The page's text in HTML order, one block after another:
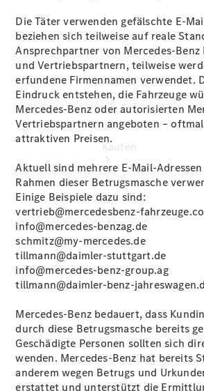
Kaufen
Übersicht
Junge
Junge
Sterne -
elektrisch
Mercedes-
Benz
Die Täter verwenden gefälschte
beziehen sich teilweise auf reale
Ansprechpartner von Mercedes‑Benz
und Vertriebspartnern, teilweise
erfundene Firmennamen verwendet.
Eindruck entstehen, die Fahrzeuge
Mercedes‑Benz oder autorisierten
Vertriebspartnern angeboten –
attraktiven Preisen.
Aktuell sind mehrere
Rahmen dieser Betrugsmasche
Einige Beispiele dazu sind:
vertrieb@mercedesbenz-
info@mercedes-benzag.de
schmitz@my-mercedes.de
tillmann@daimler-stuttgart.de
info@mercedes-benz-group.ag
tillmann@daimler-benz-
Mercedes‑Benz bedauert, dass
durch diese Betrugsmasche bereits
Geschädigte Personen sollten sich
wenden. Mercedes‑Benz hat bereits
anderem wegen Betrugs und
erstattet und unterstützt die